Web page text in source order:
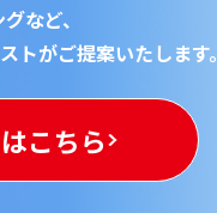
など、
トがご提案いたします。
こちら